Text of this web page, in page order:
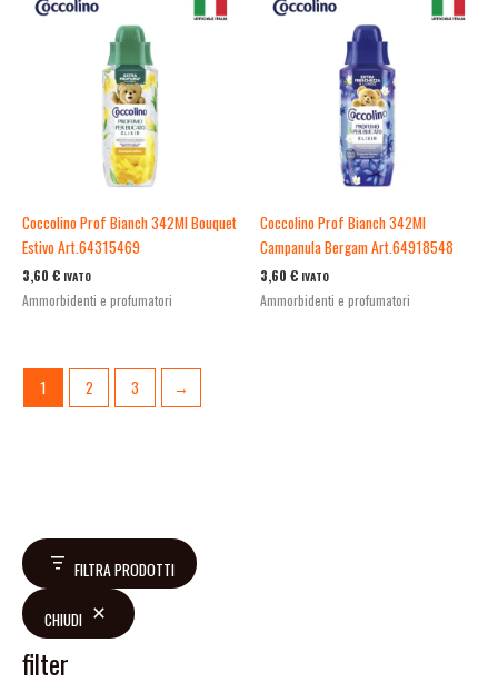
FILTRA PRODOTTI
CHIUDI
filter
Coccolino Prof Bianch 342Ml Bouquet
Estivo Art.64315469
3,60 € IVATO
Ammorbidenti e profumatori
Coccolino Prof Bianch 342Ml
Campanula Bergam Art.64918548
3,60 € IVATO
Ammorbidenti e profumatori
1 2 3 →